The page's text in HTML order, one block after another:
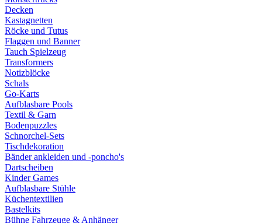
Decken
Kastagnetten
Röcke und Tutus
Flaggen und Banner
Tauch Spielzeug
Transformers
Notizblöcke
Schals
Go-Karts
Aufblasbare Pools
Textil & Garn
Bodenpuzzles
Schnorchel-Sets
Tischdekoration
Bänder ankleiden und -poncho's
Dartscheiben
Kinder Games
Aufblasbare Stühle
Küchentextilien
Bastelkits
Bühne Fahrzeuge & Anhänger